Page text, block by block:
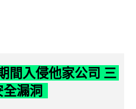
間入侵他家公司 三
漏洞